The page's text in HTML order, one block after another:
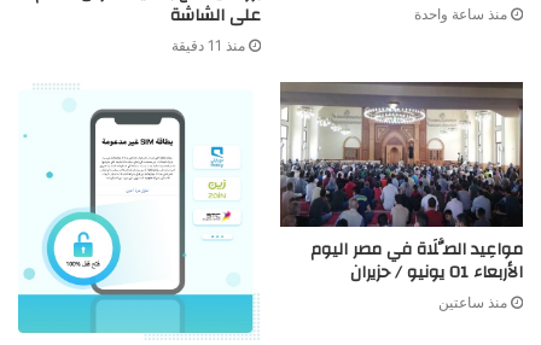
منذ ساعة واحدة على الشاشة
منذ 11 دقيقة
مواعِيد الصَّلَاة في مصر اليوم
الأربعاء 01 يونيو / حزيران
منذ ساعتين